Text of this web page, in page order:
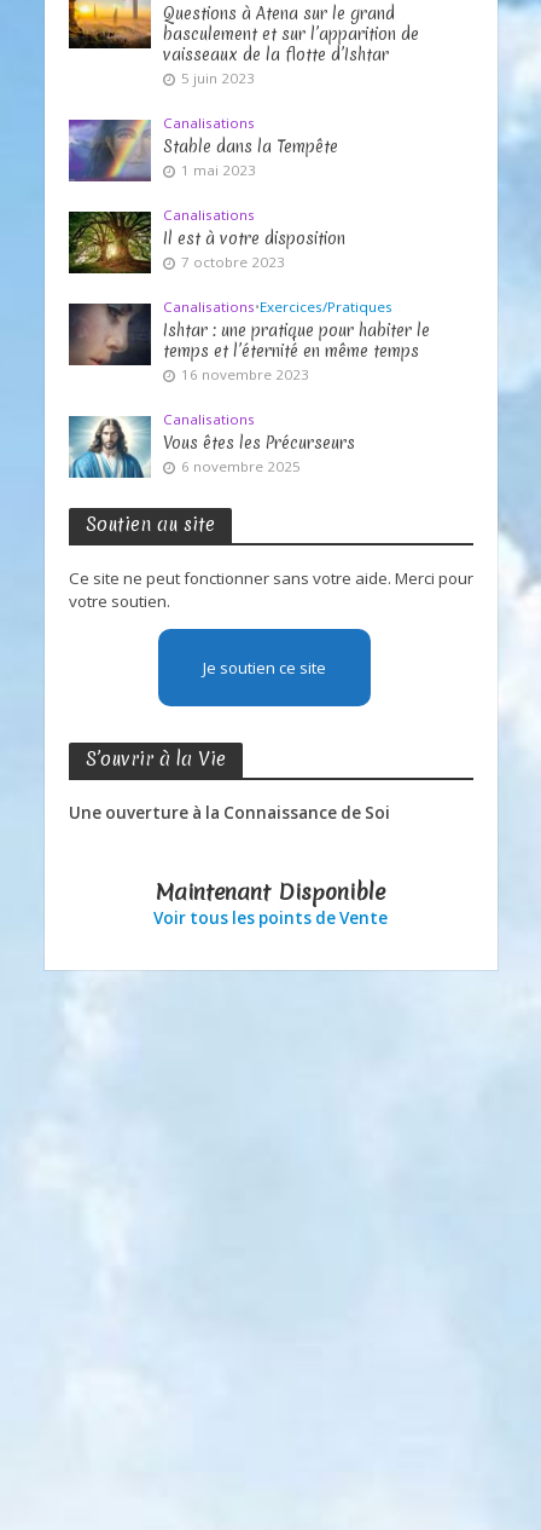
Questions à Atena sur le grand
basculement et sur l’apparition de
vaisseaux de la flotte d’Ishtar
5 juin 2023
Canalisations
Stable dans la Tempête
1 mai 2023
Canalisations
Il est à votre disposition
7 octobre 2023
Canalisations•Exercices/Pratiques
Ishtar : une pratique pour habiter le
temps et l’éternité en même temps
16 novembre 2023
Canalisations
Vous êtes les Précurseurs
6 novembre 2025
Soutien au site
Ce site ne peut fonctionner sans votre aide. Merci pour
votre soutien.
Je soutien ce site
S’ouvrir à la Vie
Une ouverture à la Connaissance de Soi
Maintenant Disponible
Voir tous les points de Vente